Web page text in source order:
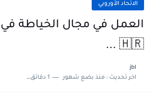
الاتحاد الأوروبي
العمل في مجال الخياطة في
🇭🇷 ...
jbl
اخر تحديث :منذ بضع شهور 1 دقائق للقراءة